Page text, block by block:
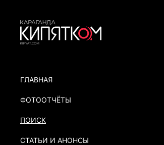
ГЛАВНАЯ
ФОТООТЧЁТЫ
ПОИСК
СТАТЬИ И АНОНСЫ